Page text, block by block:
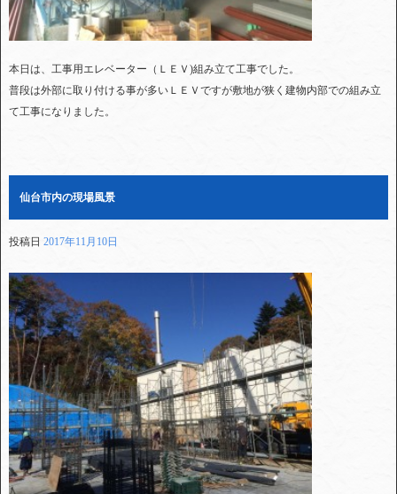
本日は、工事用エレベーター（ＬＥＶ)組み立て工事でした。
普段は外部に取り付ける事が多いＬＥＶですが敷地が狭く建物内部での組み立
て工事になりました。
仙台市内の現場風景
投稿日 2017年11月10日